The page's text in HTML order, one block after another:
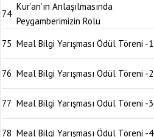
74
Kur’an’ın Anlaşılmasında
Peygamberimizin Rolü
75 Meal Bilgi Yarışması Ödül Töreni -1
76 Meal Bilgi Yarışması Ödül Töreni -2
77 Meal Bilgi Yarışması Ödül Töreni -3
78 Meal Bilgi Yarışması Ödül Töreni -4